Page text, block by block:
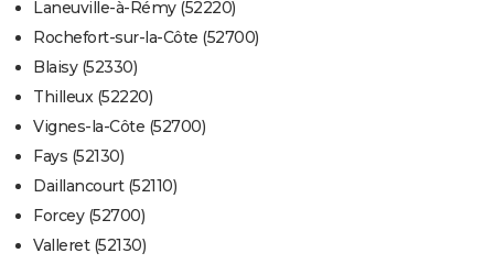
Laneuville-à-Rémy (52220)
Rochefort-sur-la-Côte (52700)
Blaisy (52330)
Thilleux (52220)
Vignes-la-Côte (52700)
Fays (52130)
Daillancourt (52110)
Forcey (52700)
Valleret (52130)